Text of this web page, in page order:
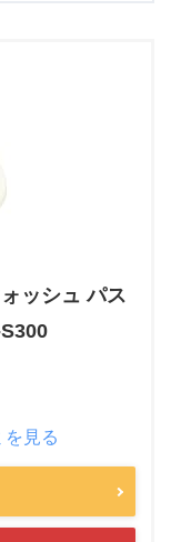
ッシュ パス
見る